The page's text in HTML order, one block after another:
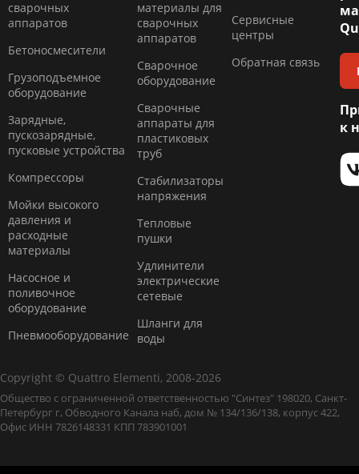
сварочных
аппаратов
Бетоносмесители
Грузоподъемное
оборудование
Зарядные,
пускозарядные,
пусковые устройства
Компресcоры
Мойки высокого
давления и
расходные
материалы
Насосное и
поливочное
оборудование
Пневмооборудование
материалы для
сварочных
аппаратов
Сварочное
оборудование
Сварочные
аппараты для
пластиковых
труб
Стабилизаторы
напряжения
Тепловые
пушки
Удлинители
электрические
сетевые
Шланги для
воды
Сервисные
центры
Обратная связь
к
Copyright © Quattro Elementi, 2008-2026
Общество с ограниченной ответственностью "Синтез" 198020, Санкт-
Петербург г, Обводного Канала наб, дом № 134/136/138, корпус 422,
Офис ИНН 7826148331 КПП 783901001